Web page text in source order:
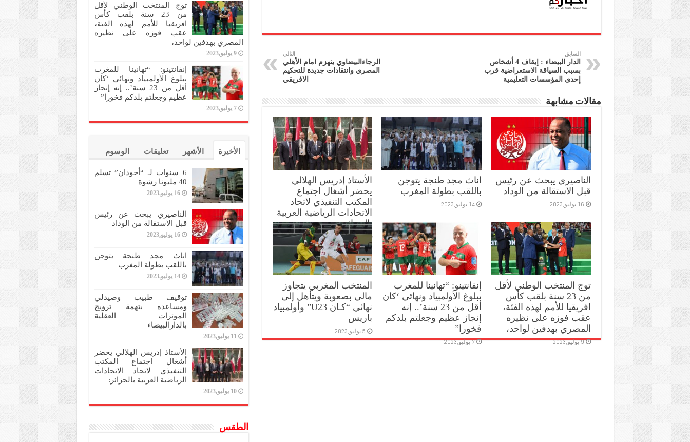
السابق
الدار البيضاء : إيقاف 4 أشخاص
بسبب السياقة الاستعراضية قرب
إحدى المؤسسات التعليمية
التالي
الرجاءالبيضاوي ينهزم امام الأهلي
المصري وانتقادات جديدة للتحكيم
الافريقي
مقالات مشابهة
الناصيري يبحث عن رئيس
قبل الاستقالة من الوداد
16 يوليو,2023
اناث مجد طنجة يتوجن
باللقب بطولة المغرب
14 يوليو,2023
الأستاذ إدريس الهلالي
يحضر أشغال اجتماع
المكتب التنفيذي لاتحاد
الاتحادات الرياضية العربية
بالجزائر:
10 يوليو,2023
توج المنتخب الوطني لأقل
من 23 سنة بلقب كأس
افريقيا للأمم لهذه الفئة،
عقب فوزه على نظيره
المصري بهدفين لواحد،
9 يوليو,2023
إنفانتينو: “تهانينا للمغرب
ببلوغ الأولمبياد ونهائي ‘كان
أقل من 23 سنة’.. إنه
إنجاز عظيم وجعلتم بلدكم
فخورا”
7 يوليو,2023
المنتخب المغربي يتجاوز
مالي بصعوبة ويتأهل إلى
نهائي “كـان U23” وأولمبياد
باريس
5 يوليو,2023
توج المنتخب الوطني لأقل
من 23 سنة بلقب كأس
افريقيا للأمم لهذه الفئة،
عقب فوزه على نظيره
المصري بهدفين لواحد،
9 يوليو,2023
إنفانتينو: “تهانينا للمغرب
ببلوغ الأولمبياد ونهائي ‘كان
أقل من 23 سنة’.. إنه إنجاز
عظيم وجعلتم بلدكم فخورا”
7 يوليو,2023
الأخيرة الأشهر تعليقات الوسوم
6 سنوات لـ “أجودان” تسلم
40 مليونا رشوة
16 يوليو,2023
الناصيري يبحث عن رئيس
قبل الاستقالة من الوداد
16 يوليو,2023
اناث مجد طنجة يتوجن
باللقب بطولة المغرب
14 يوليو,2023
توقيف طبيب وصيدلي
ومساعده بتهمة ترويج
المؤثرات العقلية
بالدارالبيضاء
11 يوليو,2023
الأستاذ إدريس الهلالي يحضر
أشغال اجتماع المكتب
التنفيذي لاتحاد الاتحادات
الرياضية العربية بالجزائر:
10 يوليو,2023
الطقس